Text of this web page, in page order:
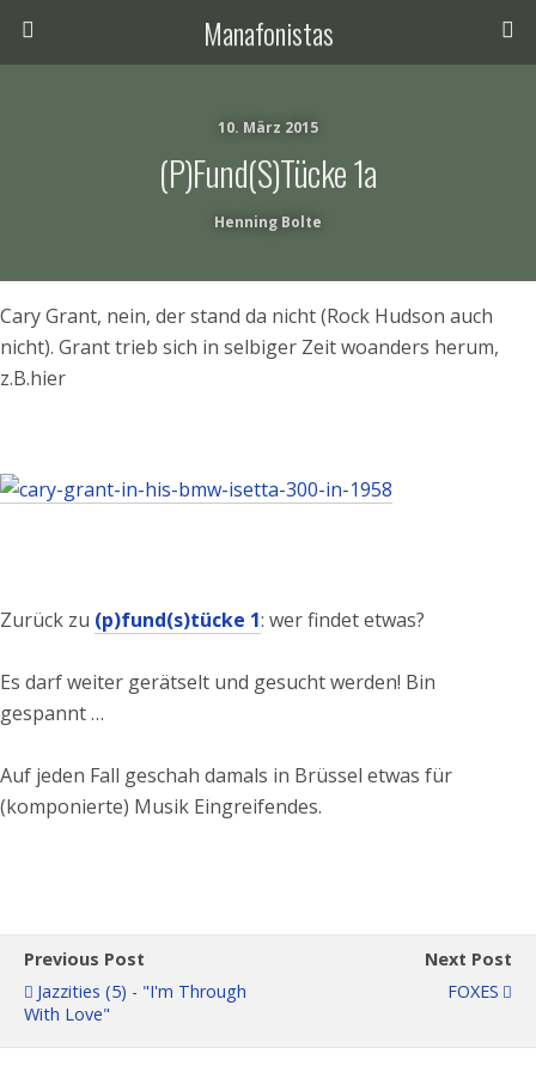
Manafonistas
10. März 2015
(p)fund(s)tücke 1a
Henning Bolte
Cary Grant, nein, der stand da nicht (Rock Hudson auch
nicht). Grant trieb sich in selbiger Zeit woanders herum,
z.B.hier
Zurück zu (p)fund(s)tücke 1: wer findet etwas?
Es darf weiter gerätselt und gesucht werden! Bin
gespannt …
Auf jeden Fall geschah damals in Brüssel etwas für
(komponierte) Musik Eingreifendes.
Previous Post
Jazzities (5) - "I'm Through
With Love"
Next Post
FOXES